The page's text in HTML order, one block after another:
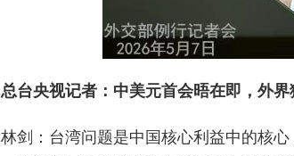
总台央视记者：中美元首会晤在即，外
林剑：台湾问题是中国核心利益中的核